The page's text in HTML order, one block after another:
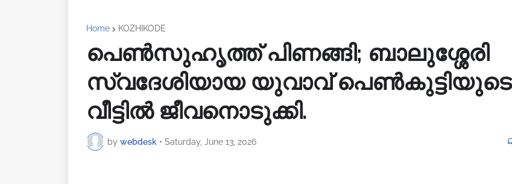
Home KOZHIKODE
പെൺസുഹൃത്ത് പിണങ്ങി; ബാലുശ്ശേരി
സ്വദേശിയായ യുവാവ് പെൺകുട്ടിയുടെ
വീട്ടിൽ ജീവനൊടുക്കി.
by webdesk • Saturday, June 13, 2026